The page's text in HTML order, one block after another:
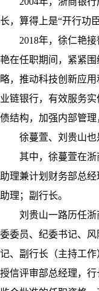
长，算得上是“开行功臣
2018年，徐仁艳
艳在任职期间，紧紧
略，推动科技创新应
业链银行，有效服务
债结构，加强内部管理
徐蔓萱、刘贵山也
其中，徐蔓萱在
助理兼计划财务部总
助理；副行长。
刘贵山一路历任
委委员、纪委书记、
记、副行长（主持工
授信评审部总经理，